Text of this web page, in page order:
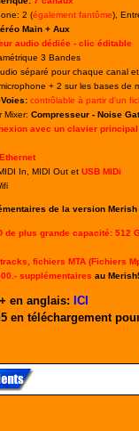
2 (également fantôme),
Main + Aux
audio dédiée - clic éditable
3 Bandes
séparé pour chaque canal
+ 2 sur les bases de
Voies: contrôlable à partir d'un
Mixer: Compresseur - Noise
avec un clavier principal
Ethernet
In, MIDI Out et USB MIDi
de la version Merish
de plus grande capacité: 512
fichiers MTA (Fichiers
supplémentaires au
en anglais: ICI
en téléchargement